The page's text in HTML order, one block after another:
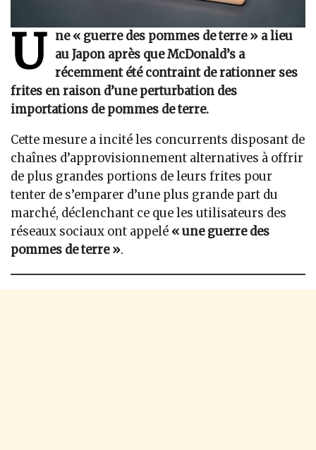
U
ne « guerre des pommes de terre » a lieu
au Japon après que McDonald’s a
récemment été contraint de rationner ses
frites en raison d’une perturbation des
importations de pommes de terre.
Cette mesure a incité les concurrents disposant de
chaînes d’approvisionnement alternatives à offrir
de plus grandes portions de leurs frites pour
tenter de s’emparer d’une plus grande part du
marché, déclenchant ce que les utilisateurs des
réseaux sociaux ont appelé « une guerre des
pommes de terre ».